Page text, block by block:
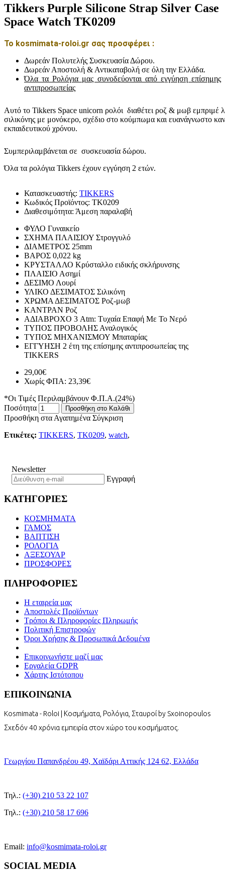
Tikkers Purple Silicone Strap Silver Case
Space Watch TK0209
Το kosmimata-roloi.gr σας προσφέρει :
Δωρεάν Πολυτελής Συσκευασία Δώρου.
Δωρεάν Αποστολή & Αντικαταβολή σε όλη την Ελλάδα.
Όλα τα Ρολόγια μας συνοδεύονται από εγγύηση επίσημης
αντιπροσωπείας
Αυτό το Tikkers Space unicorn ρολόι διαθέτει ροζ & μωβ εμπριμέ
σιλικόνης με μονόκερο, σχέδιο στο κούμπωμα και ευανάγνωστο
εκπαιδευτικού χρόνου.
Συμπεριλαμβάνεται σε συσκευασία δώρου.
Όλα τα ρολόγια Tikkers έχουν εγγύηση 2 ετών.
Κατασκευαστής: TIKKERS
Κωδικός Προϊόντος: TK0209
Διαθεσιμότητα: Άμεση παραλαβή
ΦΥΛΟ Γυναικείο
ΣΧΗΜΑ ΠΛΑΙΣΙΟΥ Στρογγυλό
ΔΙΑΜΕΤΡΟΣ 25mm
ΒΑΡΟΣ 0,022 kg
ΚΡΥΣΤΑΛΛΟ Κρύσταλλο ειδικής σκλήρυνσης
ΠΛΑΙΣΙΟ Ασημί
ΔΕΣΙΜΟ Λουρί
ΥΛΙΚΟ ΔΕΣΙΜΑΤΟΣ Σιλικόνη
ΧΡΩΜΑ ΔΕΣΙΜΑΤΟΣ Ροζ-μωβ
ΚΑΝΤΡΑΝ Ροζ
ΑΔΙΑΒΡΟΧΟ 3 Atm: Τυχαία Επαφή Με Το Νερό
ΤΥΠΟΣ ΠΡΟΒΟΛΗΣ Αναλογικός
ΤΥΠΟΣ ΜΗΧΑΝΙΣΜΟΥ Μπαταρίας
ΕΓΓΥΗΣΗ 2 έτη της επίσημης αντιπροσωπείας της
TIKKERS
29,00€
Χωρίς ΦΠΑ: 23,39€
*Οι Τιμές Περιλαμβάνουν Φ.Π.Α.(24%)
Ποσότητα
Προσθήκη στο Καλάθι
Προσθήκη στα Αγαπημένα Σύγκριση
Ετικέτες: TIKKERS, TK0209, watch,
Newsletter
Εγγραφή
ΚΑΤΗΓΟΡΙΕΣ
ΚΟΣΜΗΜΑΤΑ
ΓΑΜΟΣ
ΒΑΠΤΙΣΗ
ΡΟΛΟΓΙΑ
ΑΞΕΣΟΥΑΡ
ΠΡΟΣΦΟΡΕΣ
ΠΛΗΡΟΦΟΡΙΕΣ
Η εταιρεία μας
Αποστολές Προϊόντων
Τρόποι & Πληροφορίες Πληρωμής
Πολιτική Επιστροφών
Όροι Χρήσης & Προσωπικά Δεδομένα
Επικοινωνήστε μαζί μας
Εργαλεία GDPR
Χάρτης Ιστότοπου
ΕΠΙΚΟΙΝΩΝΙΑ
Kosmimata - Roloi | Κοσμήματα, Ρολόγια, Σταυροί by Sxoinopoulos
Σχεδόν 40 χρόνια εμπειρία στον χώρο του κοσμήματος.
Γεωργίου Παπανδρέου 49, Χαϊδάρι Αττικής 124 62, Ελλάδα
Τηλ.: (+30) 210 53 22 107
Τηλ.: (+30) 210 58 17 696
Email: info@kosmimata-roloi.gr
SOCIAL MEDIA